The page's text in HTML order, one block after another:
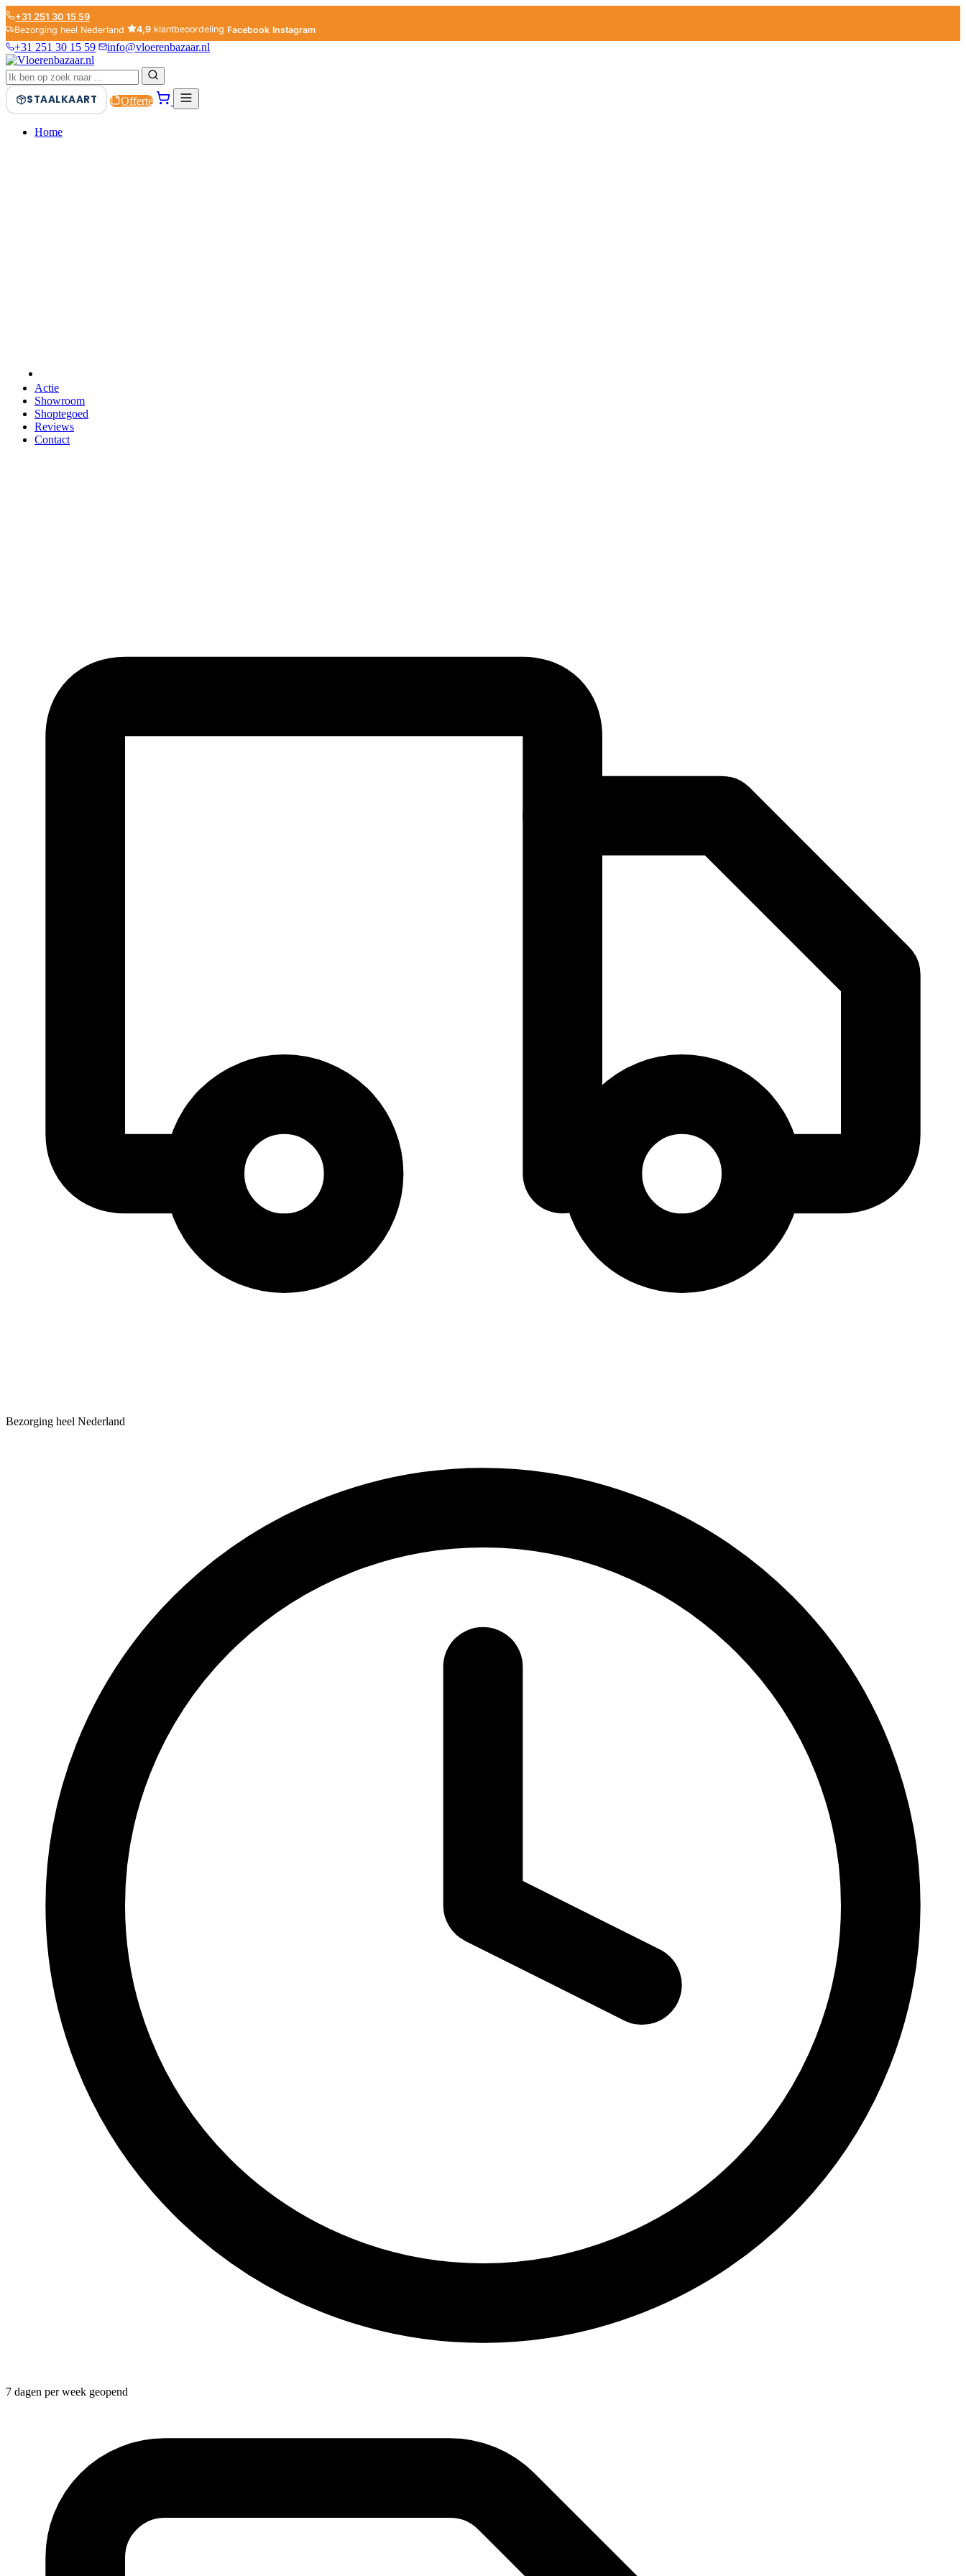
+31 251 30 15 59
Bezorging heel Nederland 4,9 klantbeoordeling Facebook Instagram
+31 251 30 15 59 info@vloerenbazaar.nl
STAALKAART Offerte
Home
Actie
Showroom
Shoptegoed
Reviews
Contact
Bezorging heel Nederland
7 dagen per week geopend